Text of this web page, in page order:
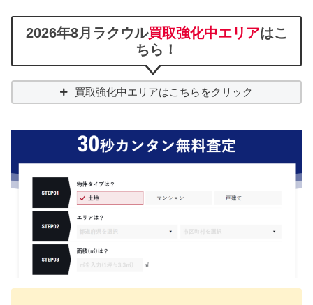
2026年8月ラクウル買取強化中エリアはこ
ちら！
買取強化中エリアはこちらをクリック